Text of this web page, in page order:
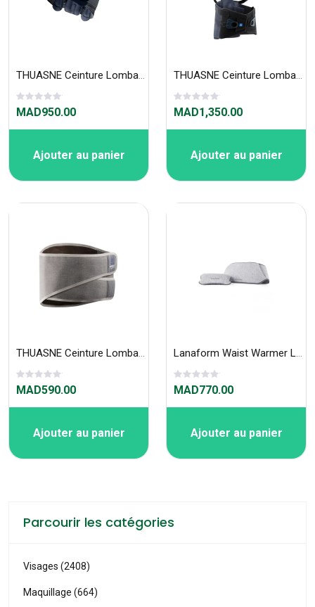
THUASNE Ceinture Lombastab 853
MAD950.00
Ajouter au panier
THUASNE Ceinture LombaStab dorso 847
MAD1,350.00
Ajouter au panier
THUASNE Ceinture Lombax Original 26cm 824
MAD590.00
Ajouter au panier
Lanaform Waist Warmer LA180207
MAD770.00
Ajouter au panier
Parcourir les catégories
Visages (2408)
Maquillage (664)